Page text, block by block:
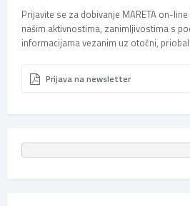
Prijavite se za dobivanje MARETA on-
našim aktivnostima, zanimljivostima s
informacijama vezanim uz otočni,
Prijava na newsletter